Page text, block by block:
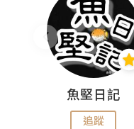
魚堅日記
追蹤